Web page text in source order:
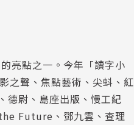
亮點之一。今年「讀字小
之聲、焦點藝術、尖蚪、紅
德尉、島座出版、慢工紀
Future、鄧九雲、查理